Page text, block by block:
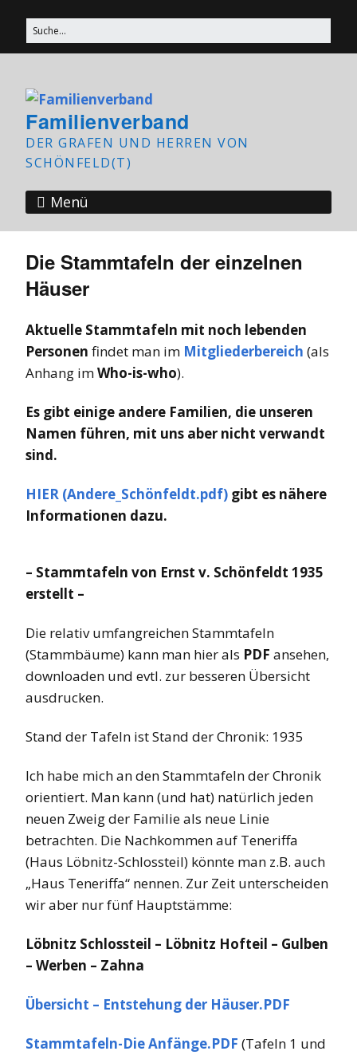
Familienverband
DER GRAFEN UND HERREN VON
SCHÖNFELD(T)
Menü
Die Stammtafeln der einzelnen
Häuser
Aktuelle Stammtafeln mit noch lebenden
Personen findet man im Mitgliederbereich (als
Anhang imWho-is-who).
Es gibt einige andere Familien, die unseren
Namen führen, mit uns aber nicht verwandt
sind.
HIER (Andere_Schönfeldt.pdf) gibt es nähere
Informationen dazu.
– Stammtafeln von Ernst v. Schönfeldt 1935
erstellt –
Die relativ umfangreichen Stammtafeln
(Stammbäume) kann man hier als PDF ansehen,
downloaden und evtl. zur besseren Übersicht
ausdrucken.
Stand der Tafeln ist Stand der Chronik: 1935
Ich habe mich an den Stammtafeln der Chronik
orientiert. Man kann (und hat) natürlich jeden
neuen Zweig der Familie als neue Linie
betrachten. Die Nachkommen auf Teneriffa
(Haus Löbnitz-Schlossteil) könnte man z.B. auch
„Haus Teneriffa“ nennen. Zur Zeit unterscheiden
wir aber nur fünf Hauptstämme:
Löbnitz Schlossteil – Löbnitz Hofteil – Gulben
– Werben – Zahna
Übersicht – Entstehung der Häuser.PDF
Stammtafeln-Die Anfänge.PDF (Tafeln 1 und